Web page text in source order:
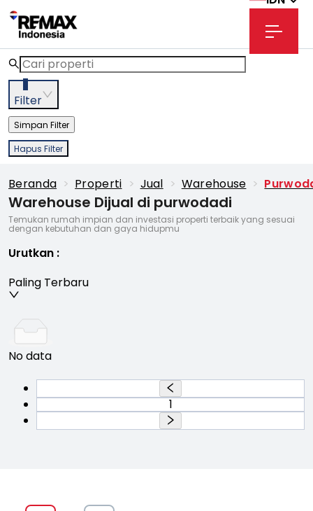
3
Filter
Simpan Filter
Hapus Filter
Beranda > Properti > Jual > Warehouse >
Warehouse Dijual di purwodadi
Temukan rumah impian dan investasi properti terbaik yang sesuai
dengan kebutuhan dan gaya hidupmu
Urutkan :
Paling Terbaru
No data
1